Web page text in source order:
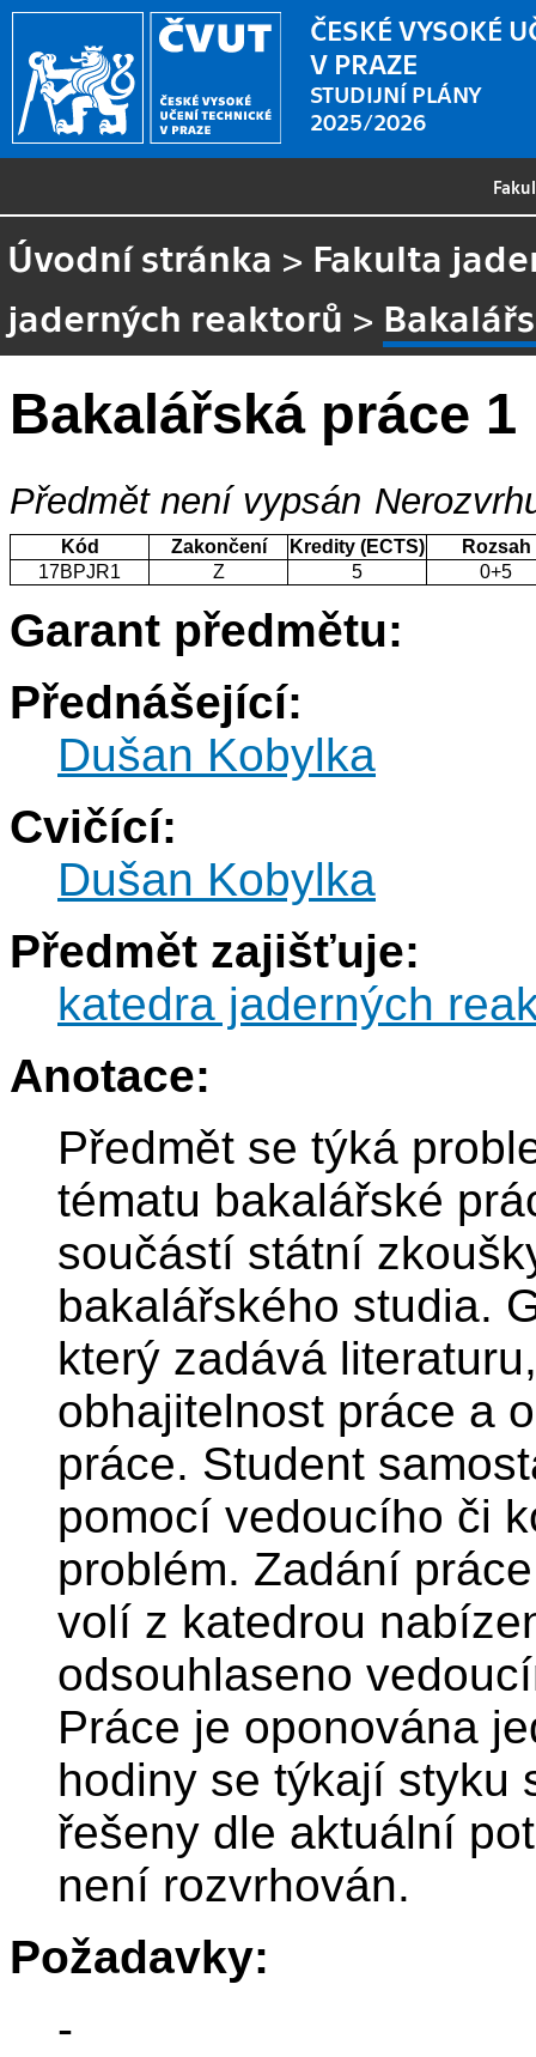
ČESKÉ VYSOKÉ
V PRAZE
STUDIJNÍ PLÁNY
2025/2026
Úvodní stránka > Fakulta
jaderných reaktorů >
Bakalářská práce 1
Předmět není vypsán
Kód Zakončení Kredity (ECTS)
Rozsah
17BPJR1
Z 5 0+5
Garant předmětu:
Přednášející:
Dušan Kobylka
Cvičící:
Dušan Kobylka
Předmět zajišťuje:
katedra jaderných
Anotace:
Předmět se týká
tématu bakalářské
součástí státní
bakalářského studia.
který zadává
obhajitelnost práce a
práce. Student
pomocí vedoucího či
problém. Zadání
volí z katedrou
odsouhlaseno
Práce je oponována
hodiny se týkají styku
řešeny dle aktuální
není rozvrhován.
Požadavky:
-